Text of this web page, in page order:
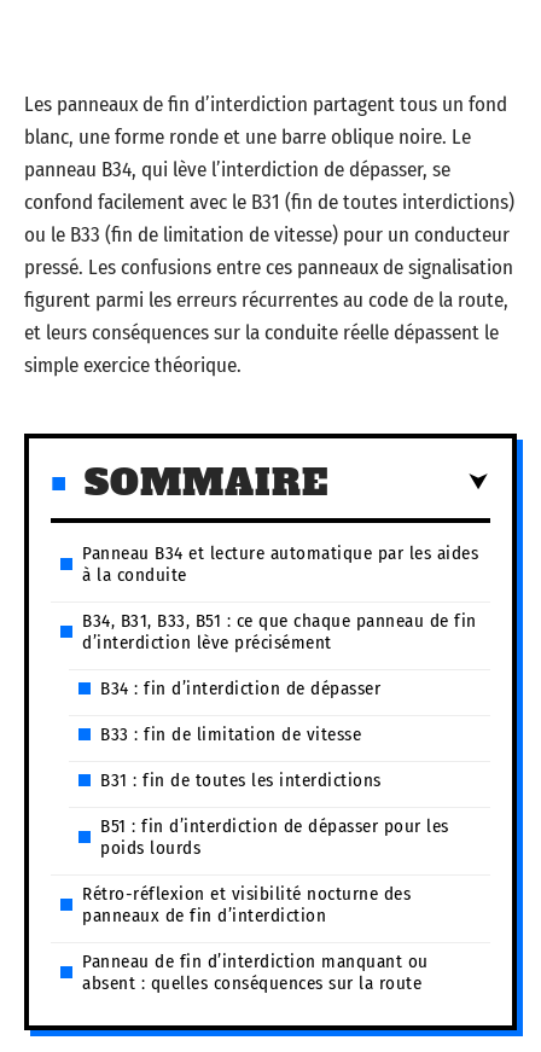
Les panneaux de fin d’interdiction partagent tous un fond
blanc, une forme ronde et une barre oblique noire. Le
panneau B34, qui lève l’interdiction de dépasser, se
confond facilement avec le B31 (fin de toutes interdictions)
ou le B33 (fin de limitation de vitesse) pour un conducteur
pressé. Les confusions entre ces panneaux de signalisation
figurent parmi les erreurs récurrentes au code de la route,
et leurs conséquences sur la conduite réelle dépassent le
simple exercice théorique.
SOMMAIRE
Panneau B34 et lecture automatique par les aides
à la conduite
B34, B31, B33, B51 : ce que chaque panneau de fin
d’interdiction lève précisément
B34 : fin d’interdiction de dépasser
B33 : fin de limitation de vitesse
B31 : fin de toutes les interdictions
B51 : fin d’interdiction de dépasser pour les
poids lourds
Rétro-réflexion et visibilité nocturne des
panneaux de fin d’interdiction
Panneau de fin d’interdiction manquant ou
absent : quelles conséquences sur la route